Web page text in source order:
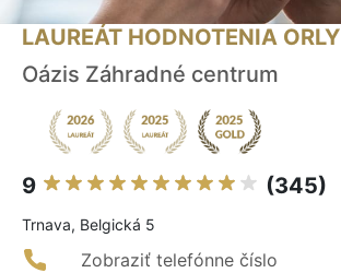
LAUREÁT HODNOTENIA ORLY
Oázis Záhradné centrum
9 (345)
Trnava, Belgická 5
Zobraziť telefónne číslo